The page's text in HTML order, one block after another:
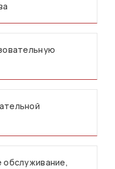
обслуживание,